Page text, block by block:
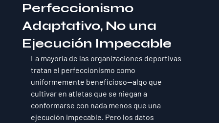
Perfeccionismo
Adaptativo, No una
Ejecución Impecable
La mayoría de las organizaciones deportivas
tratan el perfeccionismo como
uniformemente beneficioso—algo que
cultivar en atletas que se niegan a
conformarse con nada menos que una
ejecución impecable. Pero los datos